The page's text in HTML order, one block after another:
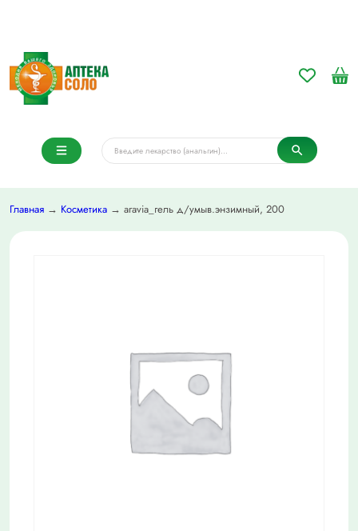
Главная → Косметика → aravia_гель д/умыв.энзимный, 200